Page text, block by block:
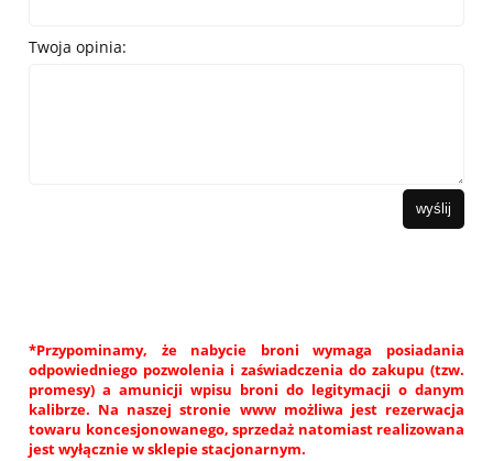
Twoja opinia:
wyślij
*Przypominamy, że nabycie broni wymaga posiadania
odpowiedniego pozwolenia i zaświadczenia do zakupu (tzw.
promesy) a amunicji wpisu broni do legitymacji o danym
kalibrze. Na naszej stronie www możliwa jest rezerwacja
towaru koncesjonowanego, sprzedaż natomiast realizowana
jest wyłącznie w sklepie stacjonarnym.